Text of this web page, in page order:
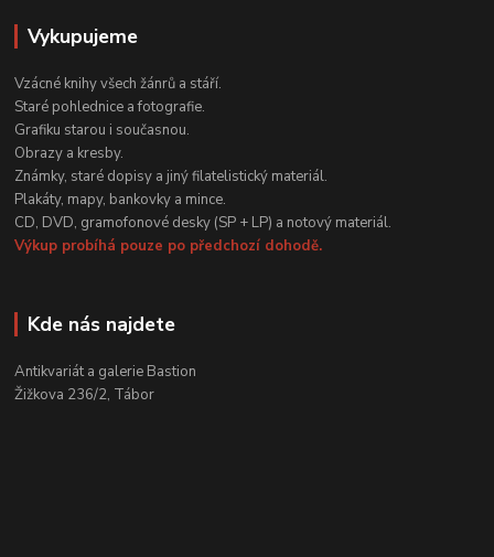
Vykupujeme
Vzácné knihy všech žánrů a stáří.
Staré pohlednice a fotografie.
Grafiku starou i současnou.
Obrazy a kresby.
Známky, staré dopisy a jiný filatelistický materiál.
Plakáty, mapy, bankovky a mince.
CD, DVD, gramofonové desky (SP + LP) a notový materiál.
Výkup probíhá pouze po předchozí dohodě.
Kde nás najdete
Antikvariát a galerie Bastion
Žižkova 236/2, Tábor